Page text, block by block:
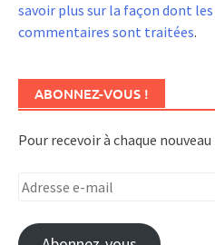
savoir plus sur la façon dont les
commentaires sont traitées.
ABONNEZ-VOUS !
Pour recevoir à chaque
Adresse
mail